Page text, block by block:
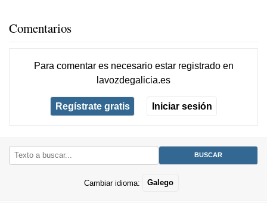
Comentarios
Para comentar es necesario estar registradoen
lavozdegalicia.es
Regístrate gratis Iniciar sesión
Cambiar idioma: Galego